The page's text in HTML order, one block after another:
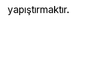
yapıştırmaktır.